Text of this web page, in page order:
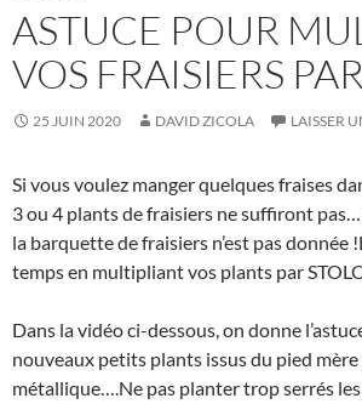
ASTUCE POUR
VOS FRAISIERS
25 JUIN 2020 DAVID ZICOLA LAISSER
Si vous voulez manger quelques fraises
3 ou 4 plants de fraisiers ne suffiront
la barquette de fraisiers n’est pas donnée
temps en multipliant vos plants par
Dans la vidéo ci-dessous, on donne
nouveaux petits plants issus du pied
métallique….Ne pas planter trop serrés